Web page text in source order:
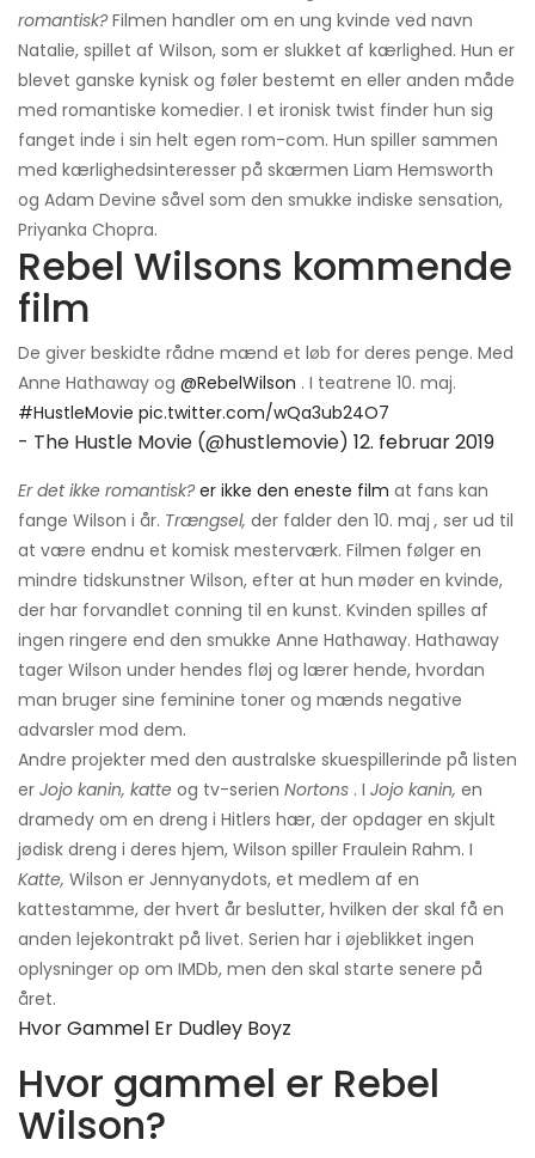
romantisk?Filmen handler om en ung kvinde ved navn
Natalie, spillet af Wilson, som er slukket af kærlighed. Hun er
blevet ganske kynisk og føler bestemt en eller anden måde
med romantiske komedier. I et ironisk twist finder hun sig
fanget inde i sin helt egen rom-com. Hun spiller sammen
med kærlighedsinteresser på skærmen Liam Hemsworth
og Adam Devine såvel som den smukke indiske sensation,
Priyanka Chopra.
Rebel Wilsons kommende
film
De giver beskidte rådne mænd et løb for deres penge. Med
Anne Hathaway og @RebelWilson . I teatrene 10. maj.
#HustleMovie pic.twitter.com/wQa3ub24O7
- The Hustle Movie (@hustlemovie) 12. februar 2019
Er det ikke romantisk? er ikke den eneste film at fans kan
fange Wilson i år. Trængsel, der falder den 10. maj , ser ud til
at være endnu et komisk mesterværk. Filmen følger en
mindre tidskunstner Wilson, efter at hun møder en kvinde,
der har forvandlet conning til en kunst. Kvinden spilles af
ingen ringere end den smukke Anne Hathaway. Hathaway
tager Wilson under hendes fløj og lærer hende, hvordan
man bruger sine feminine toner og mænds negative
advarsler mod dem.
Andre projekter med den australske skuespillerinde på listen
er Jojo kanin, katte og tv-serien Nortons . I Jojo kanin, en
dramedy om en dreng i Hitlers hær, der opdager en skjult
jødisk dreng i deres hjem, Wilson spiller Fraulein Rahm. I
Katte, Wilson er Jennyanydots, et medlem af en
kattestamme, der hvert år beslutter, hvilken der skal få en
anden lejekontrakt på livet. Serien har i øjeblikket ingen
oplysninger op om IMDb, men den skal starte senere på
året.
Hvor Gammel Er Dudley Boyz
Hvor gammel er Rebel
Wilson?